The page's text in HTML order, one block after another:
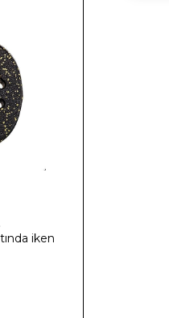
iken